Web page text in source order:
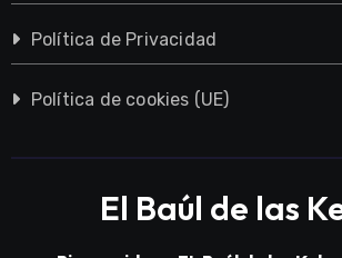
Política de Privacidad
Política de cookies (UE)
El Baúl de las